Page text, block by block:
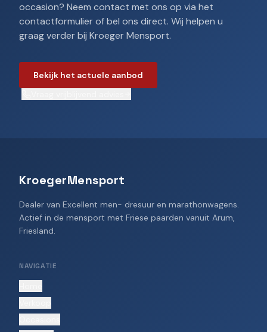
occasion? Neem contact met ons op via het
contactformulier of bel ons direct. Wij helpen u
graag verder bij Kroeger Mensport.
Bekijk het actuele aanbod
KroegerMensport
Dealer van Excellent men- dresuur en marathonwagens.
Actief in de mensport met Friese paarden vanuit Arum,
Friesland.
NAVIGATIE